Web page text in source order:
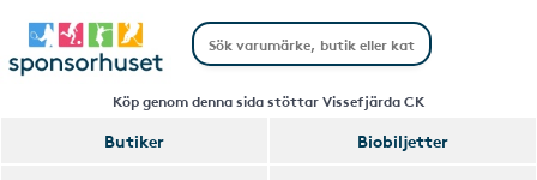
Köp genom denna sida stöttar Vissefjärda CK
Butiker
Biobiljetter